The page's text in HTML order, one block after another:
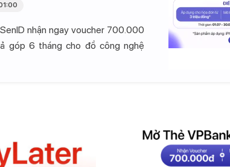
nhận ngay voucher 700.000
góp 6 tháng cho đồ công nghệ